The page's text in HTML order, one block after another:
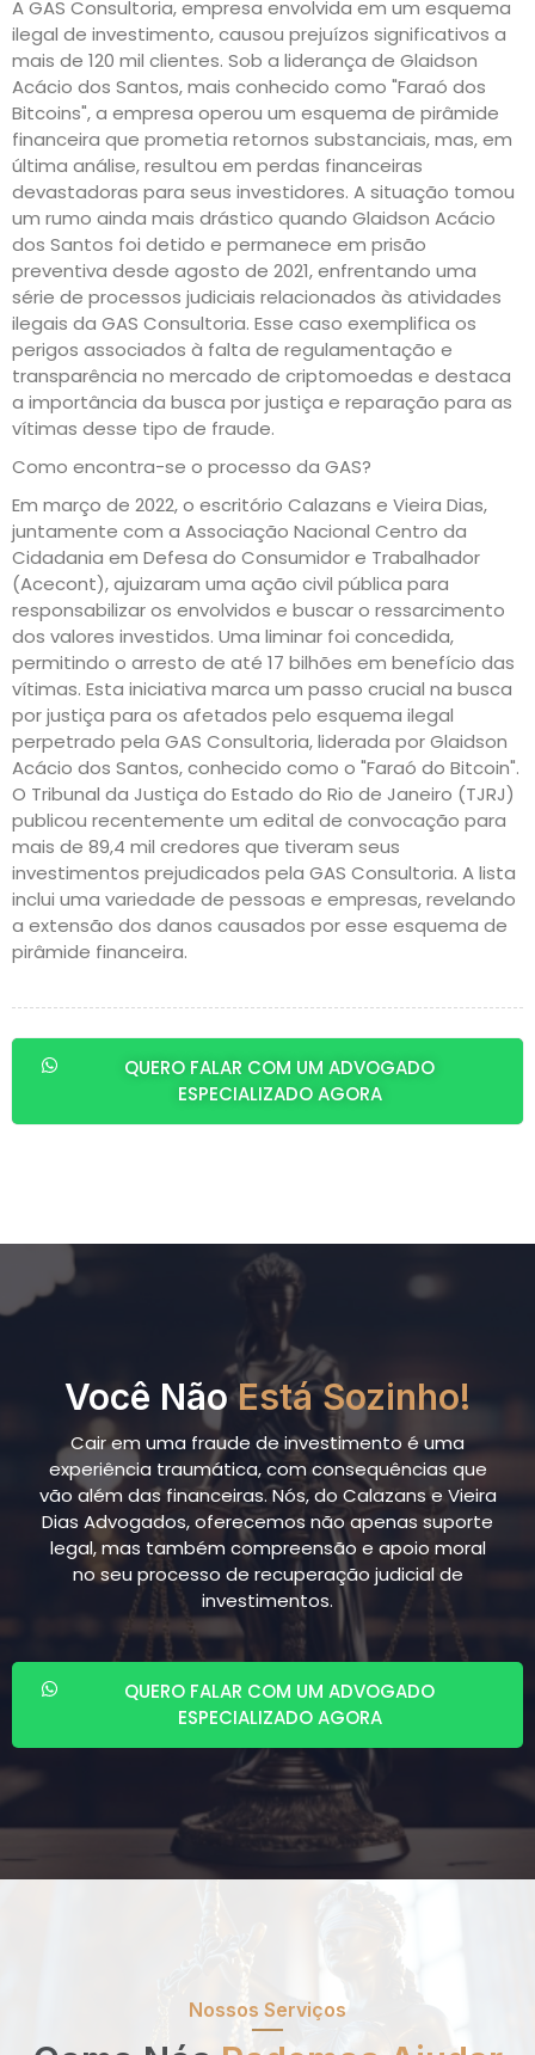
A GAS Consultoria, empresa envolvida em um esquema
ilegal de investimento, causou prejuízos significativos a
mais de 120 mil clientes. Sob a liderança de Glaidson
Acácio dos Santos, mais conhecido como "Faraó dos
Bitcoins", a empresa operou um esquema de pirâmide
financeira que prometia retornos substanciais, mas, em
última análise, resultou em perdas financeiras
devastadoras para seus investidores. A situação tomou
um rumo ainda mais drástico quando Glaidson Acácio
dos Santos foi detido e permanece em prisão
preventiva desde agosto de 2021, enfrentando uma
série de processos judiciais relacionados às atividades
ilegais da GAS Consultoria. Esse caso exemplifica os
perigos associados à falta de regulamentação e
transparência no mercado de criptomoedas e destaca
a importância da busca por justiça e reparação para as
vítimas desse tipo de fraude.
Como encontra-se o processo da GAS?
Em março de 2022, o escritório Calazans e Vieira Dias,
juntamente com a Associação Nacional Centro da
Cidadania em Defesa do Consumidor e Trabalhador
(Acecont), ajuizaram uma ação civil pública para
responsabilizar os envolvidos e buscar o ressarcimento
dos valores investidos. Uma liminar foi concedida,
permitindo o arresto de até 17 bilhões em benefício das
vítimas. Esta iniciativa marca um passo crucial na busca
por justiça para os afetados pelo esquema ilegal
perpetrado pela GAS Consultoria, liderada por Glaidson
Acácio dos Santos, conhecido como o "Faraó do Bitcoin".
O Tribunal da Justiça do Estado do Rio de Janeiro (TJRJ)
publicou recentemente um edital de convocação para
mais de 89,4 mil credores que tiveram seus
investimentos prejudicados pela GAS Consultoria. A lista
inclui uma variedade de pessoas e empresas, revelando
a extensão dos danos causados por esse esquema de
pirâmide financeira.
QUERO FALAR COM UM ADVOGADO
ESPECIALIZADO AGORA
Você NãoEstá Sozinho!
Cair em uma fraude de investimento é uma
experiência traumática, com consequências que
vão além das financeiras. Nós, do Calazans e Vieira
Dias Advogados, oferecemos não apenas suporte
legal, mas também compreensão e apoio moral
no seu processo de recuperação judicial de
investimentos.
QUERO FALAR COM UM ADVOGADO
ESPECIALIZADO AGORA
Nossos Serviços